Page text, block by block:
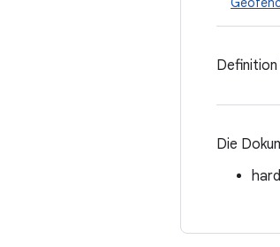
Definition
Die